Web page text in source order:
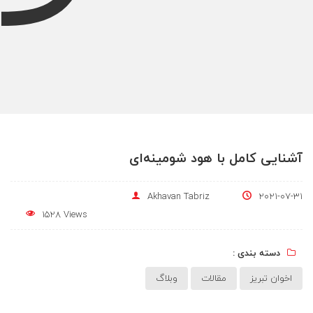
آشنایی کامل با هود شومینه‌ای
2021-07-31
Akhavan Tabriz
1528 Views
دسته بندی :
اخوان تبریز
مقالات وبلاگ